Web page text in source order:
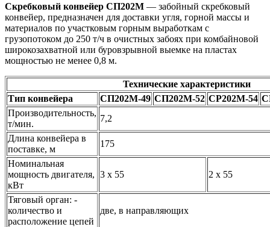
Скребковый конвейер СП202М — забойный скребковый
конвейер, предназначен для доставки угля, горной массы и
материалов по участковым горным выработкам с
грузопотоком до 250 т/ч в очистных забоях при комбайновой
широкозахватной или буровзрывной выемке на пластах
мощностью не менее 0,8 м.
Технические характеристики
Тип конвейера
СП202М-49 СП202М-52 СР202М-54
Производительность,
т/мин.
7,2
Длина конвейера в
поставке, м
175
Номинальная
мощность двигателя,
кВт
3 х 55 2 х 55
Тяговый орган: -
количество и
расположение цепей
две, в направляющих